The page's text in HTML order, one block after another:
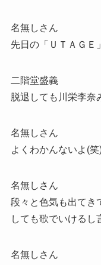
名無しさん
先日の「ＵＴＡＧＥ
二階堂盛義
脱退しても川栄李奈
名無しさん
よくわかんないよ(笑
名無しさん
段々と色気も出てき
しても歌でいけるし
名無しさん